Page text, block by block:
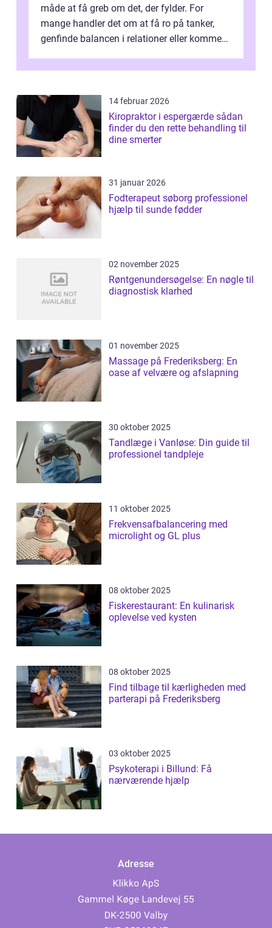
måde at få greb om det, der fylder. For
mange handler det om at få ro på tanker,
genfinde balancen i relationer eller komme
14 februar 2026
Kiropraktor i espergærde sådan
finder du den rette behandling til
dine smerter
31 januar 2026
Fodterapeut søborg professionel
hjælp til sunde fødder
02 november 2025
Røntgenundersøgelse: En nøgle til
diagnostisk klarhed
01 november 2025
Massage på Frederiksberg: En
oase af velvære og afslapning
30 oktober 2025
Tandlæge i Vanløse: Din guide til
professionel tandpleje
11 oktober 2025
Frekvensafbalancering med
microlight og GL plus
08 oktober 2025
Fiskerestaurant: En kulinarisk
oplevelse ved kysten
08 oktober 2025
Find tilbage til kærligheden med
parterapi på Frederiksberg
03 oktober 2025
Psykoterapi i Billund: Få
nærværende hjælp
Adresse